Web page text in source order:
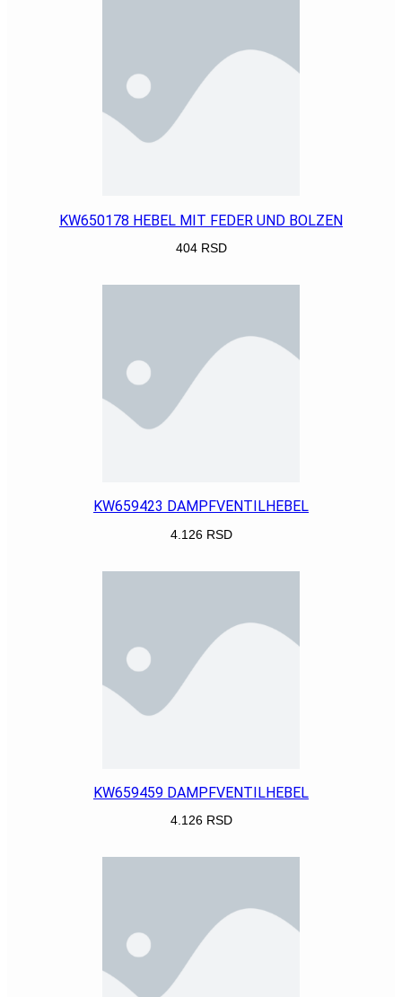
KW650178 HEBEL MIT FEDER UND BOLZEN
404 RSD
KW659423 DAMPFVENTILHEBEL
4.126 RSD
KW659459 DAMPFVENTILHEBEL
4.126 RSD